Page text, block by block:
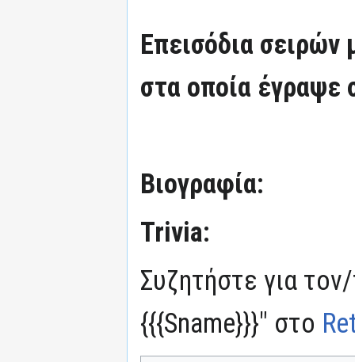
Επεισόδια
στα οποία έγραψε
Βιογραφία:
Trivia:
Συζητήστε για
{{{Sname}}}" στο